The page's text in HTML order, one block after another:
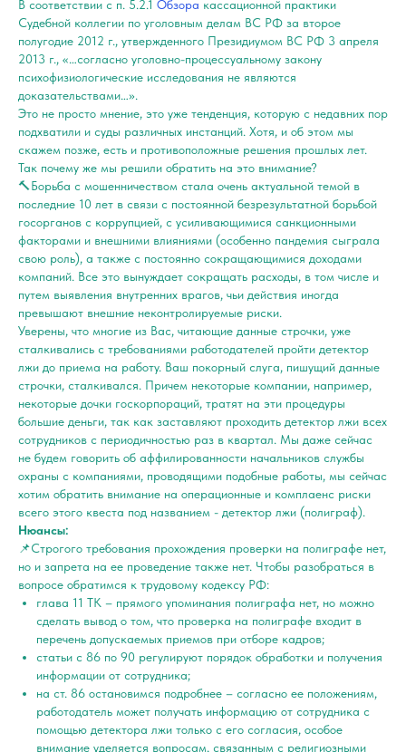
В соответствии с п. 5.2.1 Обзора кассационной практики
Судебной коллегии по уголовным делам ВС РФ за второе
полугодие 2012 г., утвержденного Президиумом ВС РФ 3 апреля
2013 г., «…согласно уголовно-процессуальному закону
психофизиологические исследования не являются
доказательствами…».
Это не просто мнение, это уже тенденция, которую с недавних пор
подхватили и суды различных инстанций. Хотя, и об этом мы
скажем позже, есть и противоположные решения прошлых лет.
Так почему же мы решили обратить на это внимание?
🔨Борьба с мошенничеством стала очень актуальной темой в
последние 10 лет в связи с постоянной безрезультатной борьбой
госорганов с коррупцией, с усиливающимися санкционными
факторами и внешними влияниями (особенно пандемия сыграла
свою роль), а также с постоянно сокращающимися доходами
компаний. Все это вынуждает сокращать расходы, в том числе и
путем выявления внутренних врагов, чьи действия иногда
превышают внешние неконтролируемые риски.
Уверены, что многие из Вас, читающие данные строчки, уже
сталкивались с требованиями работодателей пройти детектор
лжи до приема на работу. Ваш покорный слуга, пишущий данные
строчки, сталкивался. Причем некоторые компании, например,
некоторые дочки госкорпораций, тратят на эти процедуры
большие деньги, так как заставляют проходить детектор лжи всех
сотрудников с периодичностью раз в квартал. Мы даже сейчас
не будем говорить об аффилированности начальников службы
охраны с компаниями, проводящими подобные работы, мы сейчас
хотим обратить внимание на операционные и комплаенс риски
всего этого квеста под названием - детектор лжи (полиграф).
Нюансы:
📌Строгого требования прохождения проверки на полиграфе нет,
но и запрета на ее проведение также нет. Чтобы разобраться в
вопросе обратимся к трудовому кодексу РФ:
глава 11 ТК – прямого упоминания полиграфа нет, но можно
сделать вывод о том, что проверка на полиграфе входит в
перечень допускаемых приемов при отборе кадров;
статьи с 86 по 90 регулируют порядок обработки и получения
информации от сотрудника;
на ст. 86 остановимся подробнее – согласно ее положениям,
работодатель может получать информацию от сотрудника с
помощью детектора лжи только с его согласия, особое
внимание уделяется вопросам, связанным с религиозными